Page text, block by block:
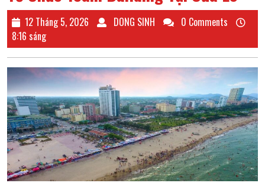
12 Tháng 5, 2026
12
5,
2026
DONG SINH
DONG 0 Comments
8:16 sáng